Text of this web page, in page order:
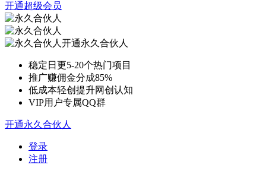
开通超级会员
开通永久合伙人
稳定日更5-20个热门项目
推广赚佣金分成85%
低成本轻创提升网创认知
VIP用户专属QQ群
开通永久合伙人
登录
注册